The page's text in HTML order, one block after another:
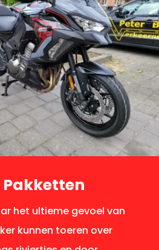
het ultieme gevoel van
kunnen toeren over